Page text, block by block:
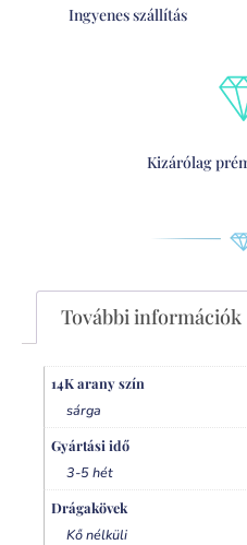
Ingyenes szállítás
Kizárólag
További információk
14K arany szín
sárga
Gyártási idő
3-5 hét
Drágakövek
Kő nélküli